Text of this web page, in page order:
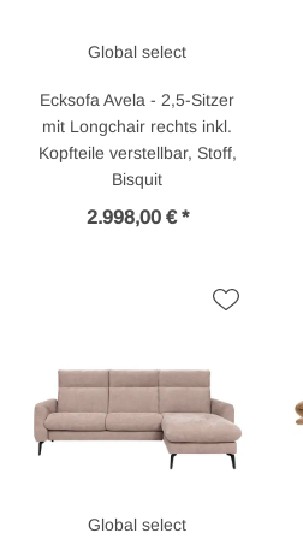
Global select
Ecksofa Avela - 2,5-Sitzer
mit Longchair rechts inkl.
Kopfteile verstellbar, Stoff,
Bisquit
2.998,00 € *
Global select